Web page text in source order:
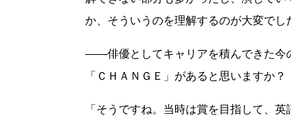
か、そういうのを理解するのが大変でし
――俳優としてキャリアを積んできた今
「ＣＨＡＮＧＥ」があると思いますか？
「そうですね。当時は賞を目指して、